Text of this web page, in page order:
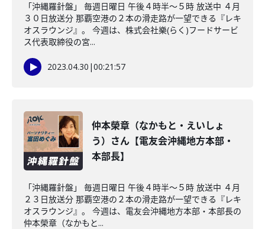
「沖縄羅針盤」 毎週日曜日 午後４時半～５時 放送中 ４月
３０日放送分 那覇空港の２本の滑走路が一望できる『レキ
オスラウンジ』。 今週は、株式会社樂(らく)フードサービ
ス代表取締役の宮...
2023.04.30 |00:21:57
仲本榮章（なかもと・えいしょ
う）さん【電友会沖縄地方本部・
本部長】
「沖縄羅針盤」 毎週日曜日 午後４時半～５時 放送中 ４月
２３日放送分 那覇空港の２本の滑走路が一望できる『レキ
オスラウンジ』。 今週は、電友会沖縄地方本部・本部長の
仲本榮章（なかもと...